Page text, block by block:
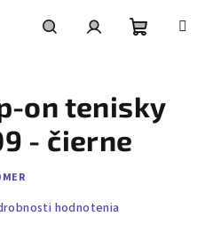
košík
on tenisky
- čierne
hodnotenia